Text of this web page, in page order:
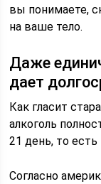
вы понимаете,
на ваше тело.
Даже
дает
Как гласит
алкоголь
21 день, то есть
Согласно